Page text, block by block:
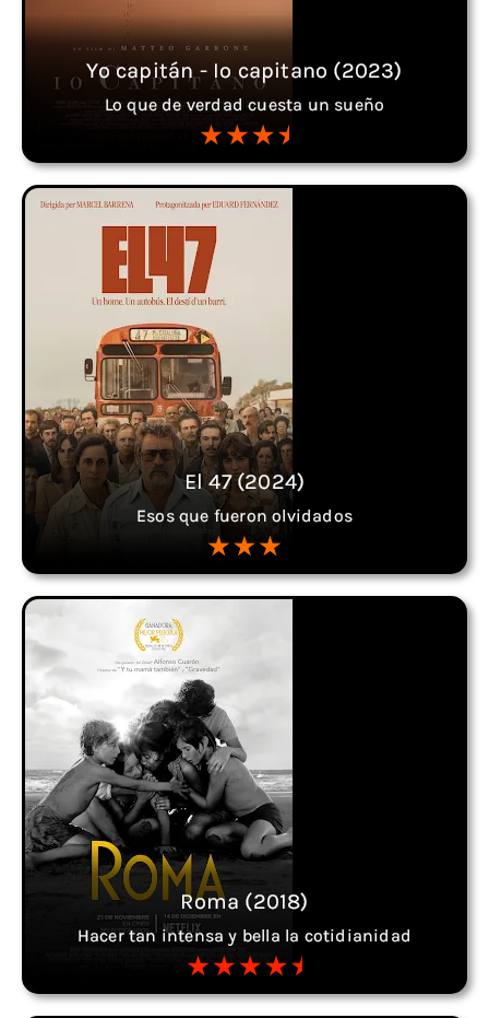
Yo capitán - Io capitano (2023)
Lo que de verdad cuesta un sueño
El 47 (2024)
Esos que fueron olvidados
Roma (2018)
Hacer tan intensa y bella la cotidianidad